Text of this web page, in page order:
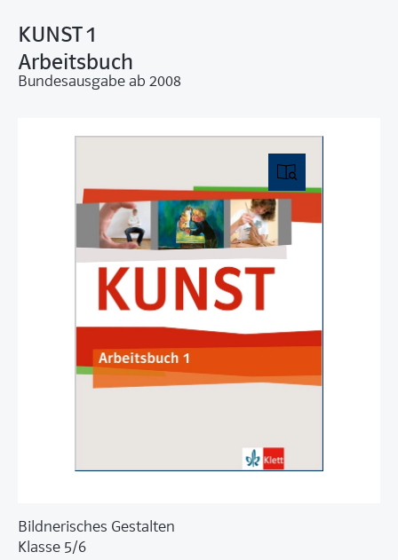
KUNST 1
Arbeitsbuch
Bundesausgabe ab 2008
Bildnerisches Gestalten
Klasse 5/6